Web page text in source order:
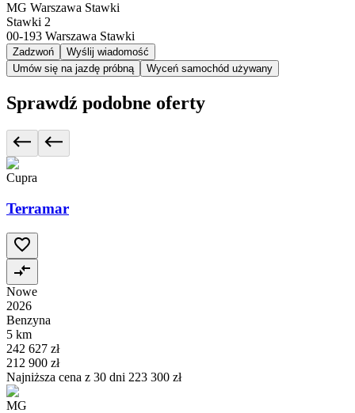
MG Warszawa Stawki
Stawki 2
00-193 Warszawa Stawki
Zadzwoń
Wyślij wiadomość
Umów się na jazdę próbną
Wyceń samochód używany
Sprawdź podobne oferty
Cupra
Terramar
Nowe
2026
Benzyna
5 km
242 627 zł
212 900 zł
Najniższa cena z 30 dni 223 300 zł
MG